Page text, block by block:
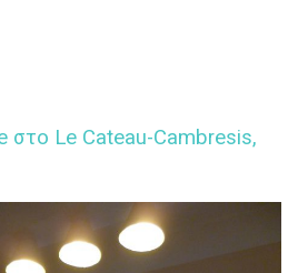
στο Le Cateau-Cambresis,